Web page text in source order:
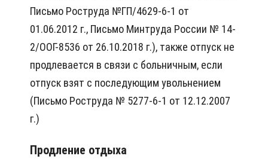
Письмо Роструда №ГП/4629-6-1 от
01.06.2012 г., Письмо Минтруда России № 14-
2/ООГ-8536 от 26.10.2018 г.), также отпуск не
продлевается в связи с больничным, если
отпуск взят с последующим увольнением
(Письмо Роструда № 5277-6-1 от 12.12.2007
г.)
Продление отдыха